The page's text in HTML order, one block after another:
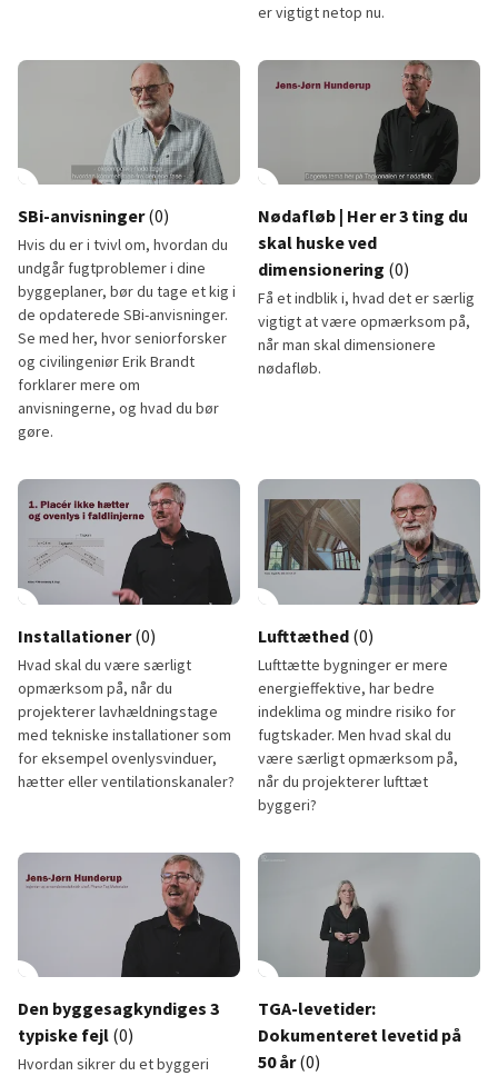
er vigtigt netop nu.
SBi-anvisninger (0)
Hvis du er i tvivl om, hvordan du
undgår fugtproblemer i dine
byggeplaner, bør du tage et kig i
de opdaterede SBi-anvisninger.
Se med her, hvor seniorforsker
og civilingeniør Erik Brandt
forklarer mere om
anvisningerne, og hvad du bør
gøre.
SBi-anvisninger
play_circle
1:01
Nødafløb | Her er 3 ting du
skal huske ved
dimensionering (0)
Få et indblik i, hvad det er særlig
vigtigt at være opmærksom på,
når man skal dimensionere
nødafløb.
Nødafløb
Installationer (0)
Hvad skal du være særligt
opmærksom på, når du
projekterer lavhældningstage
med tekniske installationer som
for eksempel ovenlysvinduer,
hætter eller ventilationskanaler?
play_circle
1:37
Lufttæthed (0)
Lufttætte bygninger er mere
energieffektive, har bedre
indeklima og mindre risiko for
fugtskader. Men hvad skal du
være særligt opmærksom på,
når du projekterer lufttæt
byggeri?
Den byggesagkyndiges 3
typiske fejl (0)
Hvordan sikrer du et byggeri
play_circle
0:56
TGA-levetider:
Dokumenteret levetid på
50 år (0)